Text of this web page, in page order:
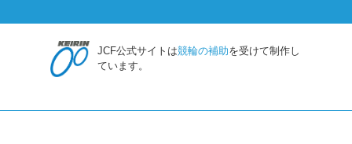
JCF公式サイトは競輪の補助を受けて制作し
ています。